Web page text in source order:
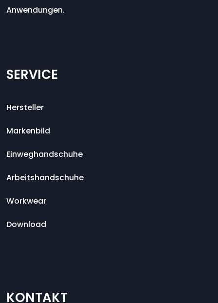
Anwendungen.
SERVICE
Hersteller
Markenbild
Einweghandschuhe
Arbeitshandschuhe
Workwear
Download
KONTAKT